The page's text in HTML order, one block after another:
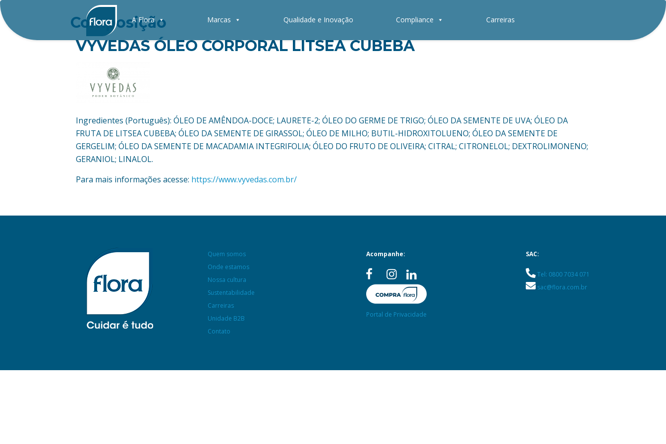
A Flora Marcas Qualidade e Inovação Compliance Carreiras
Composição
VYVEDAS ÓLEO CORPORAL LITSEA CUBEBA
Ingredientes (Português): ÓLEO DE AMÊNDOA-DOCE; LAURETE-2; ÓLEO DO GERME DE TRIGO; ÓLEO DA SEMENTE DE UVA; ÓLEO DA
FRUTA DE LITSEA CUBEBA; ÓLEO DA SEMENTE DE GIRASSOL; ÓLEO DE MILHO; BUTIL-HIDROXITOLUENO; ÓLEO DA SEMENTE DE
GERGELIM; ÓLEO DA SEMENTE DE MACADAMIA INTEGRIFOLIA; ÓLEO DO FRUTO DE OLIVEIRA; CITRAL; CITRONELOL; DEXTROLIMONENO;
GERANIOL; LINALOL.
Para mais informações acesse: https://www.vyvedas.com.br/
Quem somos
Onde estamos
Nossa cultura
Sustentabilidade
Carreiras
Unidade B2B
Contato
Acompanhe:
Portal de Privacidade
SAC:
Tel: 0800 7034 071
sac@flora.com.br